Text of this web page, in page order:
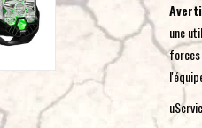
une
forces